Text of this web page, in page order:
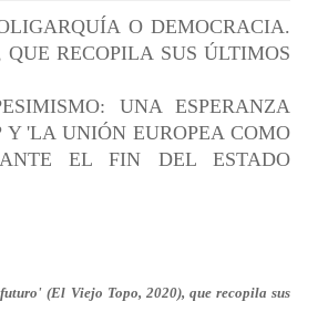
O DEMOCRACIA.
RECOPILA SUS ÚLTIMOS
UNA ESPERANZA
'LA UNIÓN EUROPEA COMO
ANTE EL FIN DEL ESTADO
(El Viejo Topo, 2020), que recopila sus